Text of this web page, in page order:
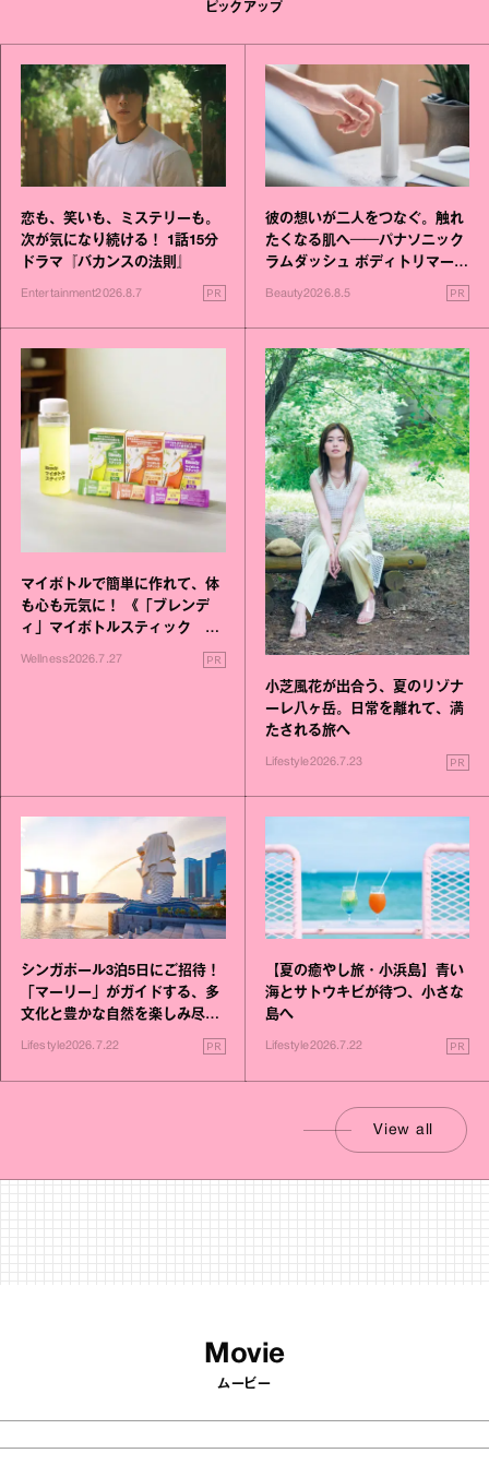
ピックアップ
恋も、笑いも、ミステリーも。
次が気になり続ける！ 1話15分
ドラマ『バカンスの法則』
Entertainment2026.8.7 PR
彼の想いが二人をつなぐ。触れ
たくなる肌へ──パナソニック
ラムダッシュ ボディトリマーが
Beauty2026.8.5 PR
マイボトルで簡単に作れて、体
も心も元気に！ 《「ブレンデ
ィ」マイボトルスティック い
いこと毎日》シリーズが誕生
Wellness2026.7.27 PR
小芝風花が出合う、夏のリゾナ
ーレ八ヶ岳。日常を離れて、満
たされる旅へ
Lifestyle2026.7.23 PR
シンガポール3泊5日にご招待！
「マーリー」がガイドする、多
文化と豊かな自然を楽しみ尽く
す旅
Lifestyle2026.7.22 PR
【夏の癒やし旅・小浜島】青い
海とサトウキビが待つ、小さな
島へ
Lifestyle2026.7.22 PR
View all
Movie
ムービー